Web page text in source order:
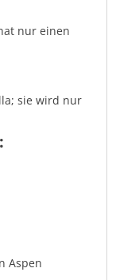
nur einen
sie wird nur
Aspen